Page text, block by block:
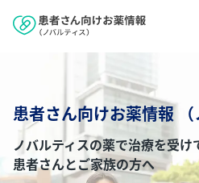
Site Logo
患者さん向けお薬情報 （
ノバルティスの薬で治療を受け
患者さんとご家族の方へ